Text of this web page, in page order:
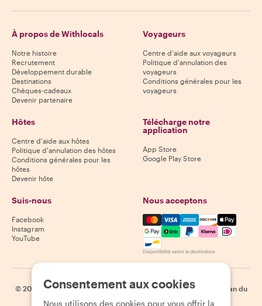
À propos de Withlocals
Notre histoire
Recrutement
Développement durable
Destinations
Chèques-cadeaux
Devenir partenaire
Voyageurs
Centre d'aide aux voyageurs
Politique d'annulation des
voyageurs
Conditions générales pour les
voyageurs
Hôtes
Centre d'aide aux hôtes
Politique d'annulation des hôtes
Conditions générales pour les
hôtes
Devenir hôte
Télécharge notre
application
App Store
Google Play Store
Suis-nous
Facebook
Instagram
YouTube
Nous acceptons
Mastercard, Visa, Amex,
Disponibilité selon la destination
© 2026 Withlocals.com | Politique de confidentialité | Cookies
Plan du
site
Consentement aux cookies
Nous utilisons des cookies pour vous offrir la